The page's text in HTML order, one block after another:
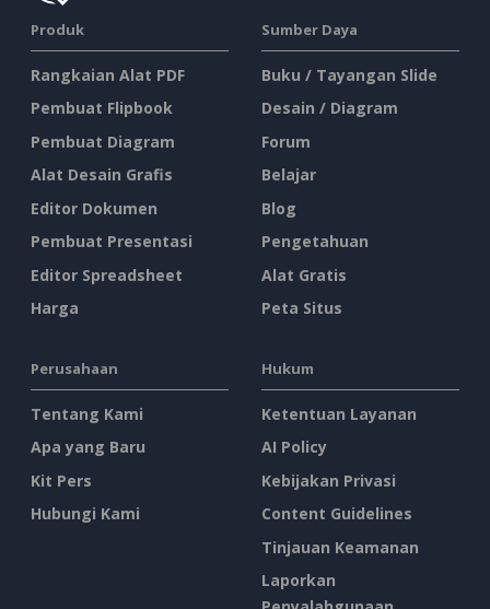
Produk
Rangkaian Alat PDF
Pembuat Flipbook
Pembuat Diagram
Alat Desain Grafis
Editor Dokumen
Pembuat Presentasi
Editor Spreadsheet
Harga
Sumber Daya
Buku / Tayangan Slide
Desain / Diagram
Forum
Belajar
Blog
Pengetahuan
Alat Gratis
Peta Situs
Perusahaan
Tentang Kami
Apa yang Baru
Kit Pers
Hubungi Kami
Hukum
Ketentuan Layanan
AI Policy
Kebijakan Privasi
Content Guidelines
Tinjauan Keamanan
Laporkan